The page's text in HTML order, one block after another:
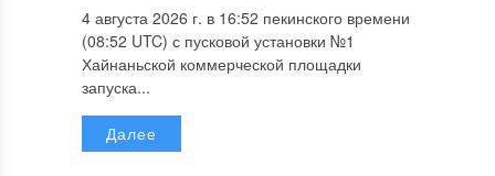
4 августа 2026 г. в 16:52 пекинского времени
(08:52 UTC) с пусковой установки №1
Хайнаньской коммерческой площадки
запуска...
Далее